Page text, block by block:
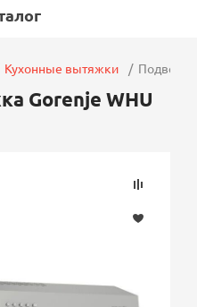
Кухонные вытяжки
Gorenje WHU